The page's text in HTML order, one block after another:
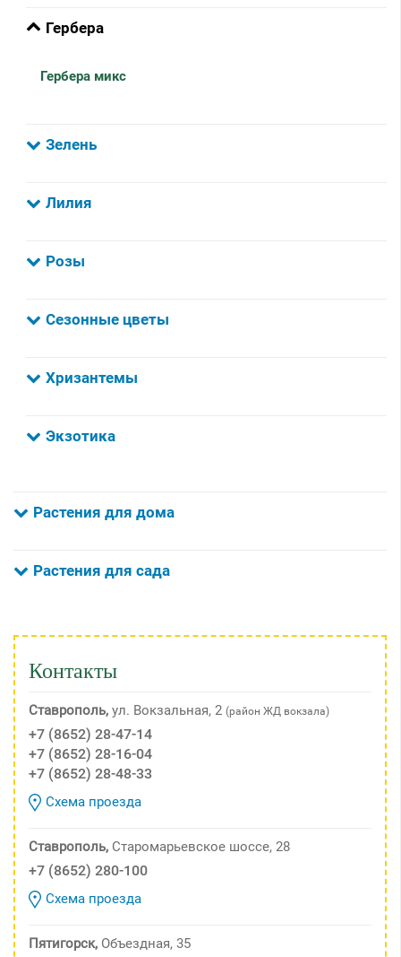
Гербера
Гербера микс
Зелень
Лилия
Розы
Сезонные цветы
Хризантемы
Экзотика
Растения для дома
Растения для сада
Контакты
Ставрополь, ул. Вокзальная, 2 (район ЖД вокзала)
+7 (8652) 28-47-14
+7 (8652) 28-16-04
+7 (8652) 28-48-33
Схема проезда
Ставрополь, Старомарьевское шоссе, 28
+7 (8652) 280-100
Схема проезда
Пятигорск, Объездная, 35